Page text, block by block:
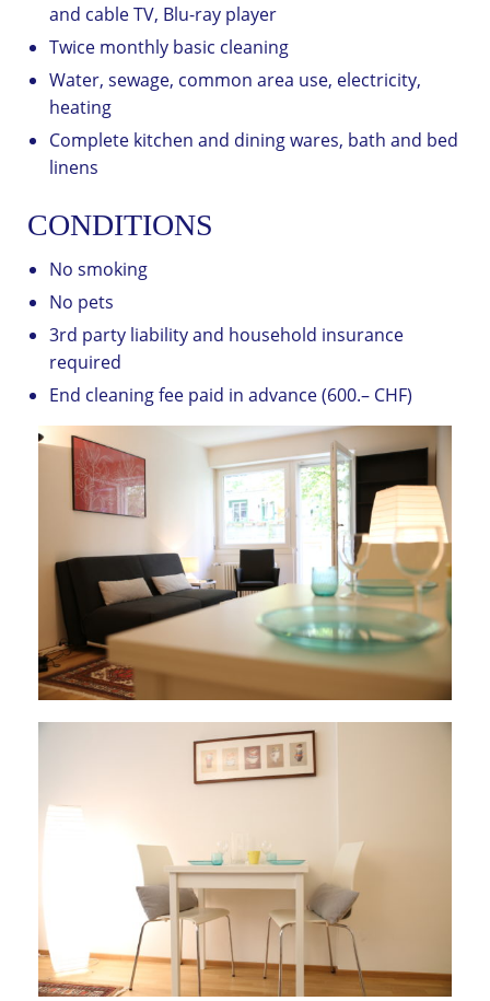
and cable TV, Blu-ray player
Twice monthly basic cleaning
Water, sewage, common area use, electricity,
heating
Complete kitchen and dining wares, bath and bed
linens
CONDITIONS
No smoking
No pets
3rd party liability and household insurance
required
End cleaning fee paid in advance (600.– CHF)